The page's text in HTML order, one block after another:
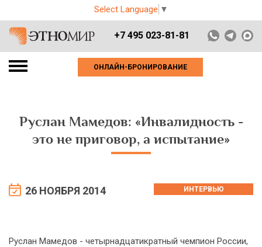
Select Language ▼
+7 495 023-81-81
ОНЛАЙН-БРОНИРОВАНИЕ
Руслан Мамедов: «Инвалидность -
это не приговор, а испытание»
26 НОЯБРЯ 2014 ИНТЕРВЬЮ
Руслан Мамедов - четырнадцатикратный чемпион России,